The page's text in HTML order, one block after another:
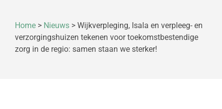
Home > Nieuws > Wijkverpleging, Isala en verpleeg- en
verzorgingshuizen tekenen voor toekomstbestendige
zorg in de regio: samen staan we sterker!